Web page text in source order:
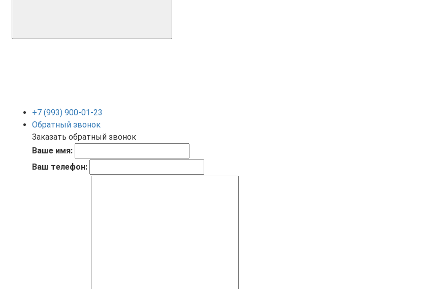
+7 (993) 900-01-23
Обратный звонок
Заказать обратный звонок
Ваше имя:
Ваш телефон: